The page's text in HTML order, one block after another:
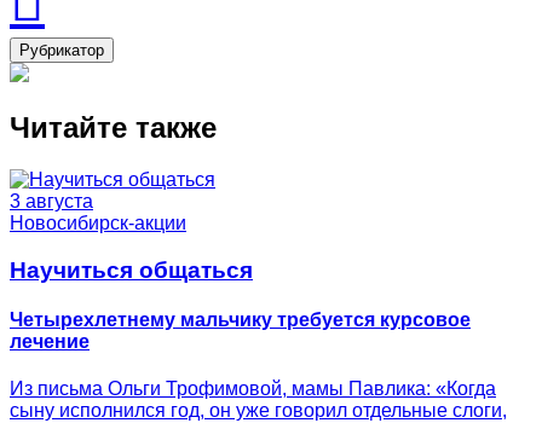
Рубрикатор
Читайте также
3 августа
Новосибирск-акции
Научиться общаться
Четырехлетнему мальчику требуется курсовое
лечение
Из письма Ольги Трофимовой, мамы Павлика: «Когда
сыну исполнился год, он уже говорил отдельные слоги,